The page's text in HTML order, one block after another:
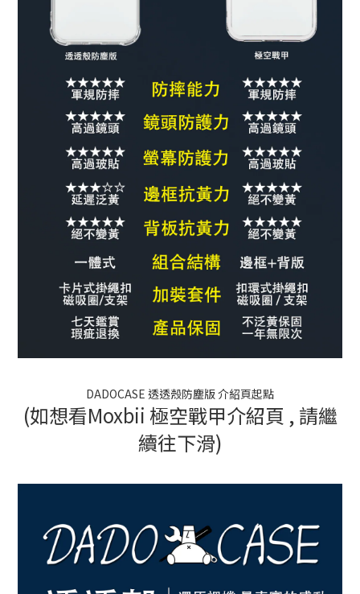
DADOCASE 透透殼防塵版 介紹頁起點
(如想看Moxbii 極空戰甲介紹頁 , 請繼
續往下滑)